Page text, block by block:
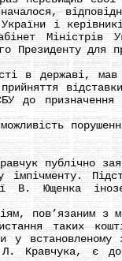
і
Міністрів
Президенту для
в державі, мав
до
публічно
В. Ющенка
пов’язаним з
таких
у
Кравчука, є